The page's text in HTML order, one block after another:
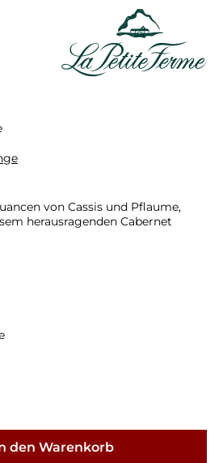
von Cassis und Pflaume,
herausragenden Cabernet
den Warenkorb